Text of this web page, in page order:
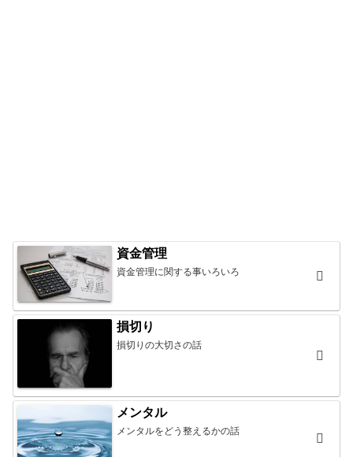
資金管理
資金管理に関する事いろいろ
損切り
損切りの大切さの話
メンタル
メンタルをどう整えるかの話